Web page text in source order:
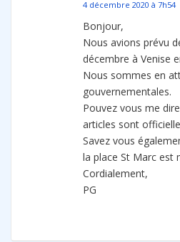
4 décembre 2020 à 7h54
Bonjour,
Nous avions prévu
décembre à Venise
Nous sommes en
gouvernementales.
Pouvez vous me
articles sont
Savez vous
la place St Marc est
Cordialement,
PG